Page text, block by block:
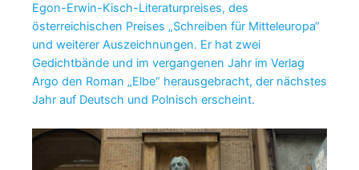
Egon-Erwin-Kisch-Literaturpreises, des
österreichischen Preises „Schreiben für Mitteleuropa“
und weiterer Auszeichnungen. Er hat zwei
Gedichtbände und im vergangenen Jahr im Verlag
Argo den Roman „Elbe“ herausgebracht, der nächstes
Jahr auf Deutsch und Polnisch erscheint.